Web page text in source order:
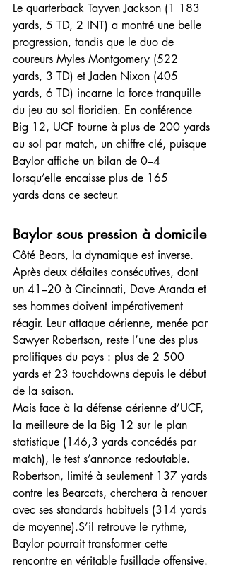
Le quarterback Tayven Jackson (1 183
yards, 5 TD, 2 INT) a montré une belle
progression, tandis que le duo de
coureurs Myles Montgomery (522
yards, 3 TD) et Jaden Nixon (405
yards, 6 TD) incarne la force tranquille
du jeu au sol floridien. En conférence
Big 12, UCF tourne à plus de 200 yards
au sol par match, un chiffre clé, puisque
Baylor affiche un bilan de 0–4
lorsqu’elle encaisse plus de 165
yards dans ce secteur.
Baylor sous pression à domicile
Côté Bears, la dynamique est inverse.
Après deux défaites consécutives, dont
un 41–20 à Cincinnati, Dave Aranda et
ses hommes doivent impérativement
réagir. Leur attaque aérienne, menée par
Sawyer Robertson, reste l’une des plus
prolifiques du pays : plus de 2 500
yards et 23 touchdowns depuis le début
de la saison.
Mais face à la défense aérienne d’UCF,
la meilleure de la Big 12 sur le plan
statistique (146,3 yards concédés par
match), le test s’annonce redoutable.
Robertson, limité à seulement 137 yards
contre les Bearcats, cherchera à renouer
avec ses standards habituels (314 yards
de moyenne).S’il retrouve le rythme,
Baylor pourrait transformer cette
rencontre en véritable fusillade offensive.